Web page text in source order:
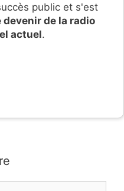
public et s'est
de la radio
actuel.